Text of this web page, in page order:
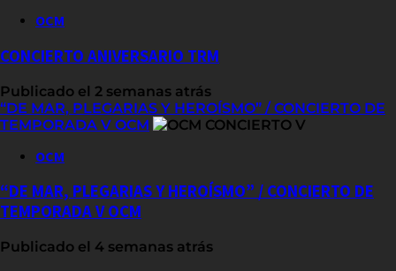
OCM
CONCIERTO ANIVERSARIO TRM
Publicado el 2 semanas atrás
“DE MAR, PLEGARIAS Y HEROÍSMO” / CONCIERTO DE
TEMPORADA V OCM
OCM
“DE MAR, PLEGARIAS Y HEROÍSMO” / CONCIERTO DE
TEMPORADA V OCM
Publicado el 4 semanas atrás